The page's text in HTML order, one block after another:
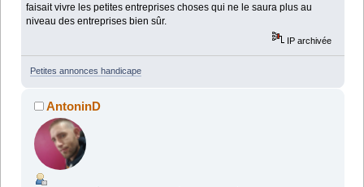
faisait vivre les petites entreprises choses qui ne le saura plus au
niveau des entreprises bien sûr.
IP archivée
Petites annonces handicape
AntoninD